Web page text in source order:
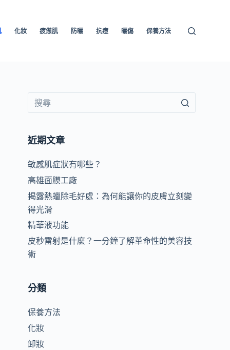
化妝 疲憊肌 防曬 抗痘 曬傷 保養方法
近期文章
敏感肌症狀有哪些？
高雄面膜工廠
揭露熱蠟除毛好處：為何能讓你的皮膚立刻變
得光滑
精華液功能
皮秒雷射是什麼？一分鐘了解革命性的美容技
術
分類
保養方法
化妝
卸妝